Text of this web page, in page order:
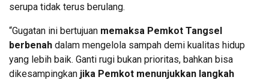
serupa tidak terus berulang.
“Gugatan ini bertujuan memaksa Pemkot Tangsel
berbenah dalam mengelola sampah demi kualitas hidup
yang lebih baik. Ganti rugi bukan prioritas, bahkan bisa
dikesampingkan jika Pemkot menunjukkan langkah